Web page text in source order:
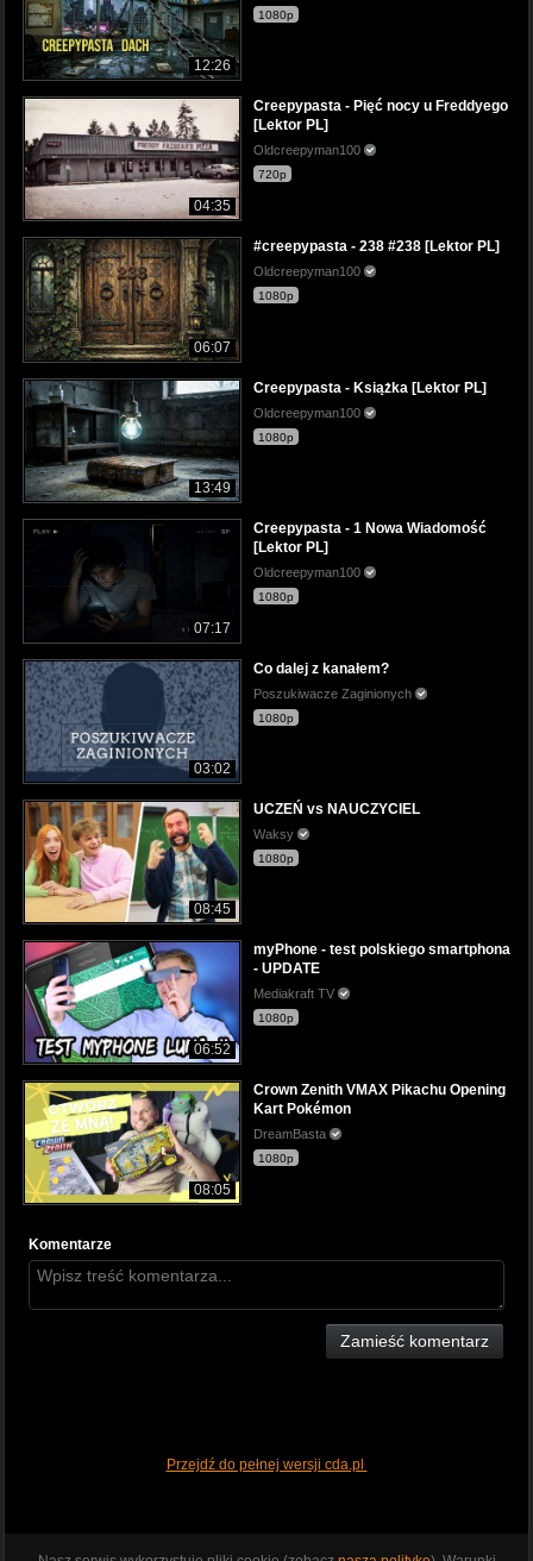
12:26
1080p
04:35
Creepypasta - Pięć nocy u Freddyego
[Lektor PL]
Oldcreepyman100
720p
06:07
#creepypasta - 238 #238 [Lektor PL]
Oldcreepyman100
1080p
13:49
Creepypasta - Książka [Lektor PL]
Oldcreepyman100
1080p
07:17
Creepypasta - 1 Nowa Wiadomość
[Lektor PL]
Oldcreepyman100
1080p
03:02
Co dalej z kanałem?
Poszukiwacze Zaginionych
1080p
08:45
UCZEŃ vs NAUCZYCIEL
Waksy
1080p
06:52
myPhone - test polskiego smartphona
- UPDATE
Mediakraft TV
1080p
08:05
Crown Zenith VMAX Pikachu Opening
Kart Pokémon
DreamBasta
1080p
Komentarze
Zamieść komentarz
Przejdź do pełnej wersji cda.pl